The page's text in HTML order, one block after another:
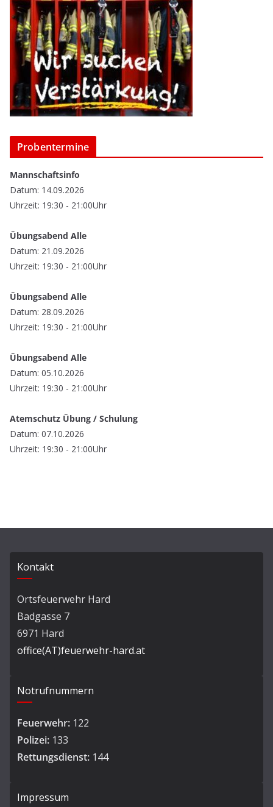
Probentermine
Mannschaftsinfo
Datum: 14.09.2026
Uhrzeit: 19:30 - 21:00Uhr
Übungsabend Alle
Datum: 21.09.2026
Uhrzeit: 19:30 - 21:00Uhr
Übungsabend Alle
Datum: 28.09.2026
Uhrzeit: 19:30 - 21:00Uhr
Übungsabend Alle
Datum: 05.10.2026
Uhrzeit: 19:30 - 21:00Uhr
Atemschutz Übung / Schulung
Datum: 07.10.2026
Uhrzeit: 19:30 - 21:00Uhr
Kontakt
Ortsfeuerwehr Hard
Badgasse 7
6971 Hard
office(AT)feuerwehr-hard.at
Notrufnummern
Feuerwehr: 122
Polizei: 133
Rettungsdienst: 144
Impressum